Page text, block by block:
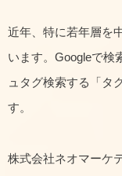
近年、特に若年層を
います。Googleで検
ュタグ検索する「タ
す。
株式会社ネオマーケ